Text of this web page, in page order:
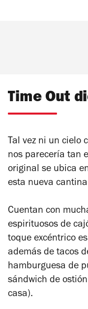
Time Out
Tal vez ni un cielo
nos parecería tan
original se ubica
esta nueva
Cuentan con
espirituosos de
toque excéntrico
además de tacos
hamburguesa de
sándwich de
casa).